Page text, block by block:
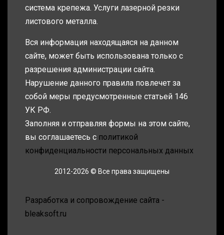
система крепежа. Услуги лазерной резки
листового металла.
Вся информация находящаяся на данном
сайте, может быть использована только с
разрешения администрации сайта.
Нарушение данного правила повлечет за
собой меры предусмотренные статьей 146
УК РФ.
Заполняя и отправляя формы на этом сайте,
вы соглашаетесь с политикой
конфиденциальности персональных данных
2012-2026 © Все права защищены
Разработка и сопровождение сайта -
bleaksoft.ru